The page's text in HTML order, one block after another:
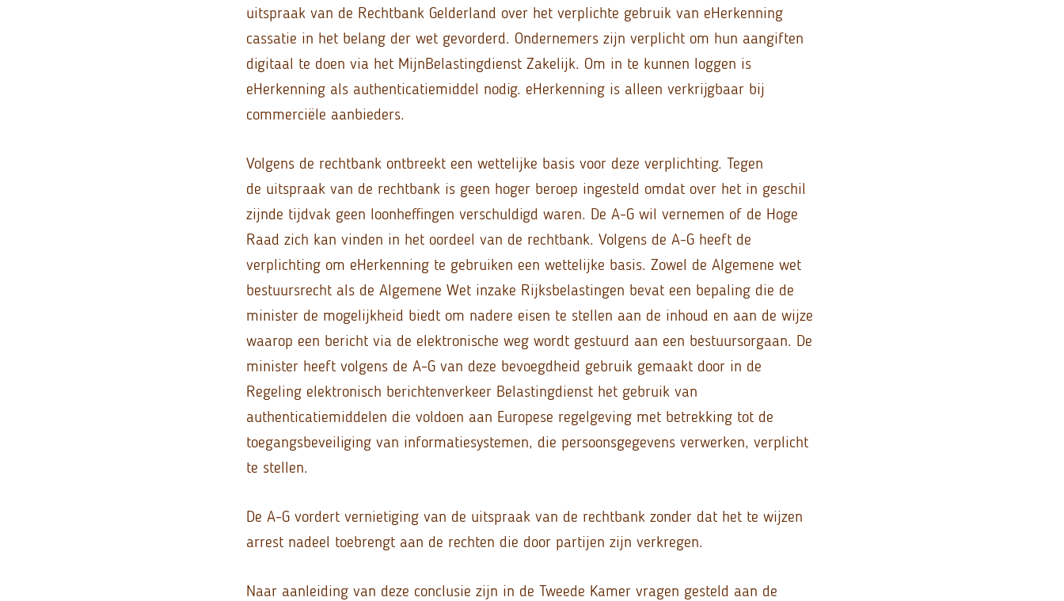
uitspraak van de Rechtbank Gelderland over het verplichte gebruik van eHerkenning
cassatie in het belang der wet gevorderd. Ondernemers zijn verplicht om hun aangiften
digitaal te doen via het MijnBelastingdienst Zakelijk. Om in te kunnen loggen is
eHerkenning als authenticatiemiddel nodig. eHerkenning is alleen verkrijgbaar bij
commerciële aanbieders.
Volgens de rechtbank ontbreekt een wettelijke basis voor deze verplichting. Tegen
de uitspraak van de rechtbank is geen hoger beroep ingesteld omdat over het in geschil
zijnde tijdvak geen loonheffingen verschuldigd waren. De A-G wil vernemen of de Hoge
Raad zich kan vinden in het oordeel van de rechtbank. Volgens de A-G heeft de
verplichting om eHerkenning te gebruiken een wettelijke basis. Zowel de Algemene wet
bestuursrecht als de Algemene Wet inzake Rijksbelastingen bevat een bepaling die de
minister de mogelijkheid biedt om nadere eisen te stellen aan de inhoud en aan de wijze
waarop een bericht via de elektronische weg wordt gestuurd aan een bestuursorgaan. De
minister heeft volgens de A-G van deze bevoegdheid gebruik gemaakt door in de
Regeling elektronisch berichtenverkeer Belastingdienst het gebruik van
authenticatiemiddelen die voldoen aan Europese regelgeving met betrekking tot de
toegangsbeveiliging van informatiesystemen, die persoonsgegevens verwerken, verplicht
te stellen.
De A-G vordert vernietiging van de uitspraak van de rechtbank zonder dat het te wijzen
arrest nadeel toebrengt aan de rechten die door partijen zijn verkregen.
Naar aanleiding van deze conclusie zijn in de Tweede Kamer vragen gesteld aan de